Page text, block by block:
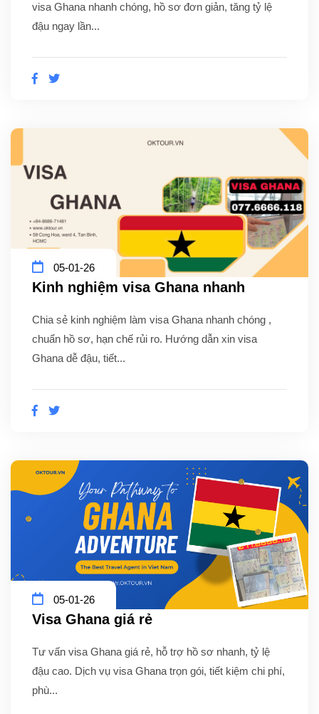
visa Ghana nhanh chóng, hồ sơ đơn giản, tăng tỷ lệ
đậu ngay lần...
05-01-26
Kinh nghiệm visa Ghana nhanh
Chia sẻ kinh nghiệm làm visa Ghana nhanh chóng ,
chuẩn hồ sơ, hạn chế rủi ro. Hướng dẫn xin visa
Ghana dễ đậu, tiết...
05-01-26
Visa Ghana giá rẻ
Tư vấn visa Ghana giá rẻ, hỗ trợ hồ sơ nhanh, tỷ lệ
đậu cao. Dịch vụ visa Ghana trọn gói, tiết kiệm chi phí,
phù...